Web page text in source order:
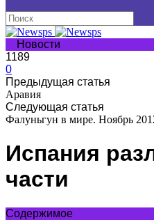
Новости
1189
0
Предыдущая статья
Аравия
Следующая статья
Фалуньгун в мире. Ноябрь
Испания
части
Содержимое